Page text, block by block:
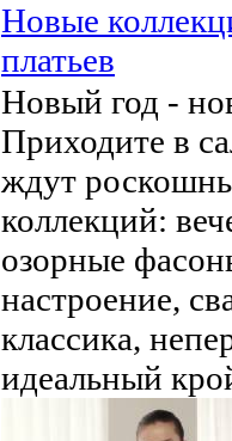
Новые
платьев
Новый год -
Приходите в
ждут
коллекций:
озорные
настроение,
классика,
идеальный